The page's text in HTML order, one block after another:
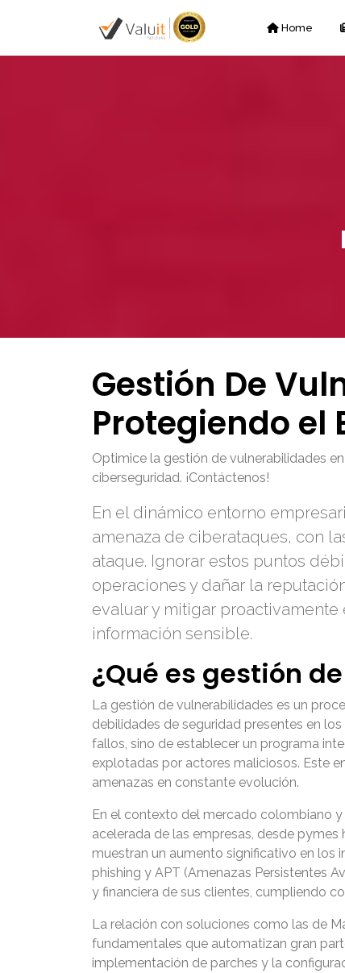
Home
Gestión De
Protegiendo el
Optimice la gestión de vulnerabilidades
ciberseguridad. ¡Contáctenos!
En el dinámico entorno
amenaza de ciberataques, con
ataque. Ignorar estos puntos
operaciones y dañar la
evaluar y mitigar
información sensible.
¿Qué es gestión
La gestión de vulnerabilidades es un
debilidades de seguridad presentes en
fallos, sino de establecer un programa
explotadas por actores maliciosos. Este
amenazas en constante evolución.
En el contexto del mercado colombiano
acelerada de las empresas, desde
muestran un aumento significativo en los
phishing y APT (Amenazas Persistentes
y financiera de sus clientes, cumpliendo
La relación con soluciones como las de
fundamentales que automatizan gran
implementación de parches y la